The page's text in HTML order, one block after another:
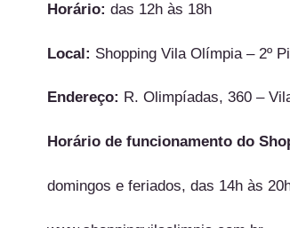
Horário: das 12h às 18h
Local: Shopping Vila Olímpia – 2º
Endereço: R. Olimpíadas, 360 –
Horário de funcionamento do
domingos e feriados, das 14h às